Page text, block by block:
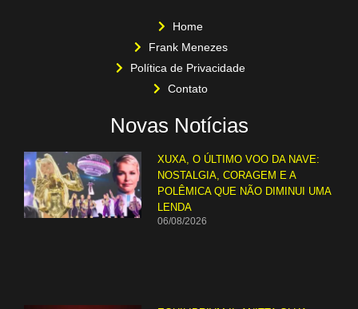
Home
Frank Menezes
Política de Privacidade
Contato
Novas Notícias
XUXA, O ÚLTIMO VOO DA NAVE:
NOSTALGIA, CORAGEM E A
POLÊMICA QUE NÃO DIMINUI UMA
LENDA
06/08/2026